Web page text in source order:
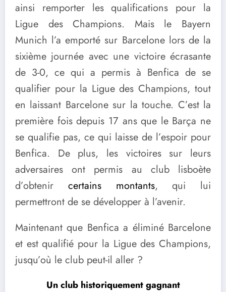
ainsi remporter les qualifications pour la
Ligue des Champions. Mais le Bayern
Munich l’a emporté sur Barcelone lors de la
sixième journée avec une victoire écrasante
de 3-0, ce qui a permis à Benfica de se
qualifier pour la Ligue des Champions, tout
en laissant Barcelone sur la touche. C’est la
première fois depuis 17 ans que le Barça ne
se qualifie pas, ce qui laisse de l’espoir pour
Benfica. De plus, les victoires sur leurs
adversaires ont permis au club lisboète
d’obtenir certains montants, qui lui
permettront de se développer à l’avenir.
Maintenant que Benfica a éliminé Barcelone
et est qualifié pour la Ligue des Champions,
jusqu’où le club peut-il aller ?
Un club historiquement gagnant